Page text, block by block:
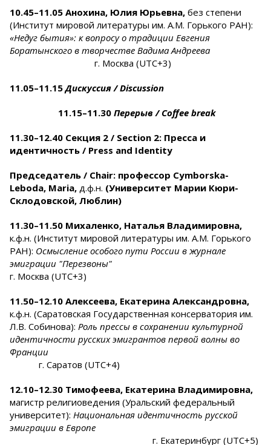
10.45–11.05 Анохина, Юлия Юрьевна, без степени
(Институт мировой литературы им. А.М. Горького РАН):
«Недуг бытия»: к вопросу о традиции Евгения
Боратынского в творчестве Вадима Андреева
г. Москва (UTC+3)
11.05–11.15Дискуссия / Discussion
11.15–11.30 Перерыв / Coffee break
11.30–12.40 Секция 2 / Section 2: Пресса и
идентичность / Press and Identity
Председатель / Chair: профессор Cymborska-
Leboda, Maria, д.ф.н. (Университет Марии Кюри-
Склодовской, Люблин)
11.30–11.50 Михаленко, Наталья Владимировна,
к.ф.н. (Институт мировой литературы им. А.М. Горького
РАН): Осмысление особого пути России в журнале
эмиграции "Перезвоны"
г. Москва (UTC+3)
11.50–12.10 Алексеева, Екатерина Александровна,
к.ф.н. (Саратовская Государственная консерватория им.
Л.В. Собинова): Роль прессы в сохранении культурной
идентичности русских эмигрантов первой волны во
Франции
г. Саратов (UTC+4)
12.10–12.30 Тимофеева, Екатерина Владимировна,
магистр религиоведения (Уральский федеральный
университет): Национальная идентичность русской
эмиграции в Европе
г. Екатеринбург (UTC+5)